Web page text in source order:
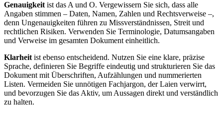
Genauigkeit ist das A und O. Vergewissern Sie sich, dass alle
Angaben stimmen – Daten, Namen, Zahlen und Rechtsverweise –,
denn Ungenauigkeiten führen zu Missverständnissen, Streit und
rechtlichen Risiken. Verwenden Sie Terminologie, Datumsangaben
und Verweise im gesamten Dokument einheitlich.
Klarheit ist ebenso entscheidend. Nutzen Sie eine klare, präzise
Sprache, definieren Sie Begriffe eindeutig und strukturieren Sie das
Dokument mit Überschriften, Aufzählungen und nummerierten
Listen. Vermeiden Sie unnötigen Fachjargon, der Laien verwirrt,
und bevorzugen Sie das Aktiv, um Aussagen direkt und verständlich
zu halten.